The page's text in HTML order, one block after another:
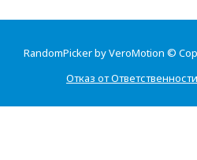
RandomPicker by VeroMotion ©
Отказ от Ответственности